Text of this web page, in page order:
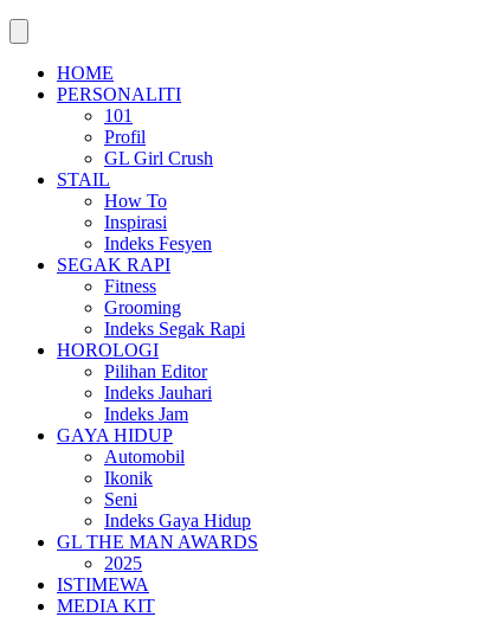
HOME
PERSONALITI
101
Profil
GL Girl Crush
STAIL
How To
Inspirasi
Indeks Fesyen
SEGAK RAPI
Fitness
Grooming
Indeks Segak Rapi
HOROLOGI
Pilihan Editor
Indeks Jauhari
Indeks Jam
GAYA HIDUP
Automobil
Ikonik
Seni
Indeks Gaya Hidup
GL THE MAN AWARDS
2025
ISTIMEWA
MEDIA KIT